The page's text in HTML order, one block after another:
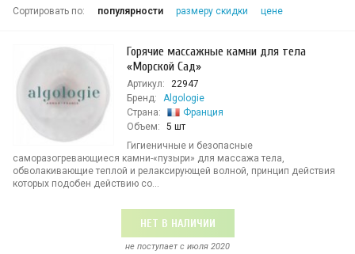
Сортировать по: популярности размеру скидки цене
Горячие массажные камни для тела
«Морской Сад»
Артикул:
22947
Бренд:
Algologie
Страна:
Франция
Объем:
5 шт
Гигиеничные и безопасные
саморазогревающиеся камни-«пузыри» для массажа тела,
обволакивающие теплой и релаксирующей волной, принцип действия
которых подобен действию со...
НЕТ В НАЛИЧИИ
не поступает c июля 2020